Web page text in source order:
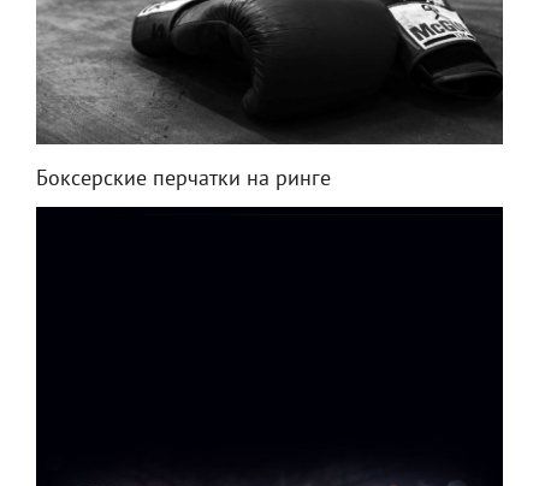
Боксерские перчатки на ринге